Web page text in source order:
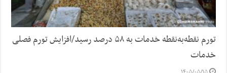
تورم نقطه‌به‌نقطه خدمات به ۵۸ درصد رسید/افزایش تورم فصلی
خدمات